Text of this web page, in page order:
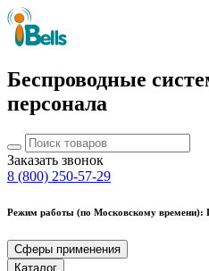
Беспроводные
персонала
Заказать звонок
8 (800) 250-57-29
Режим работы (по Московскому времени):
Сферы применения
Каталог